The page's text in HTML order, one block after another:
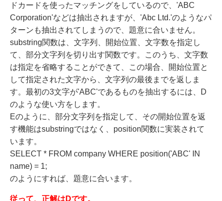
ドカードを使ったマッチングをしているので、'ABC
Corporation'などは抽出されますが、'Abc Ltd.'のようなパ
ターンも抽出されてしまうので、題意に合いません。
substring関数は、文字列、開始位置、文字数を指定し
て、部分文字列を切り出す関数です。このうち、文字数
は指定を省略することができて、この場合、開始位置と
して指定された文字から、文字列の最後までを返しま
す。最初の3文字が'ABC'であるものを抽出するには、D
のような使い方をします。
Eのように、部分文字列を指定して、その開始位置を返
す機能はsubstringではなく、position関数に実装されて
います。
SELECT * FROM company WHERE position('ABC' IN
name) = 1;
のようにすれば、題意に合います。
従って、正解はDです。